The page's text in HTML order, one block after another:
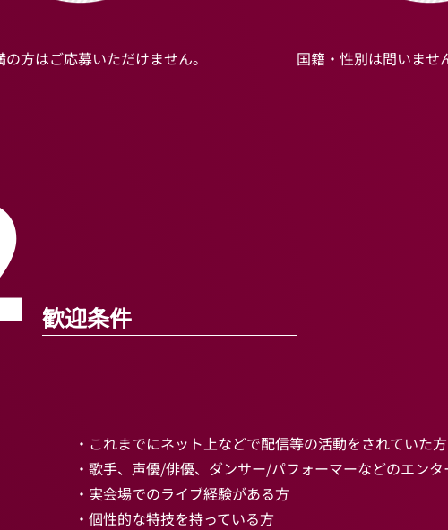
方はご応募いただけません。 国籍・性別は問いませ
・これまでにネット上などで配信等の活動をされていた方
・歌手、声優/俳優、ダンサー/パフォーマーなどのエン
・実会場でのライブ経験がある方
・個性的な特技を持っている方
歓迎条件